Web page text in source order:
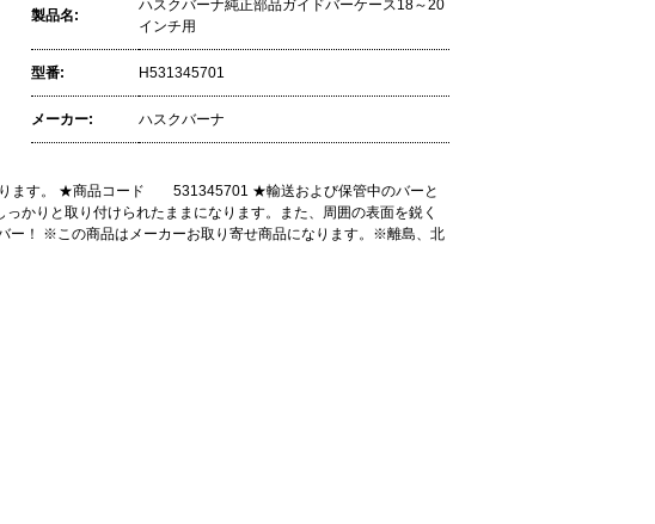
製品名:
ハスクバーナ純正部品ガイドバーケース18～20
インチ用
型番: H531345701
メーカー: ハスクバーナ
ります。 ★商品コード 531345701 ★輸送および保管中のバーと
かりと取り付けられたままになります。また、周囲の表面を鋭く
ー！ ※この商品はメーカーお取り寄せ商品になります。※離島、北